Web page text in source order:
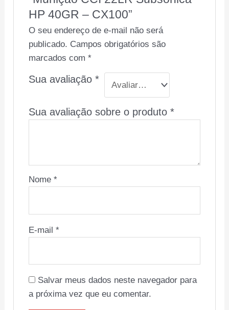
HP 40GR – CX100”
O seu endereço de e-mail não será
publicado. Campos obrigatórios são
marcados com *
Sua avaliação *
Sua avaliação sobre o produto *
Nome *
E-mail *
Salvar meus dados neste navegador para
a próxima vez que eu comentar.